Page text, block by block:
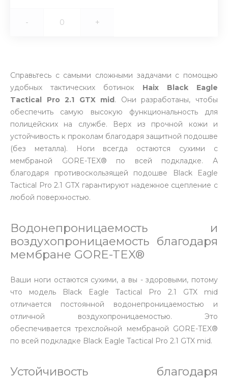
- +
Справьтесь с самыми сложными задачами с помощью
удобных тактических ботинок Haix Black Eagle
Tactical Pro 2.1 GTX mid. Они разработаны, чтобы
обеспечить самую высокую функциональность для
полицейских на службе. Верх из прочной кожи и
устойчивость к проколам благодаря защитной подошве
(без металла). Ноги всегда остаются сухими с
мембраной GORE-TEX® по всей подкладке. А
благодаря противоскользящей подошве Black Eagle
Tactical Pro 2.1 GTX гарантируют надежное сцепление с
любой поверхностью.
Водонепроницаемость и
воздухопроницаемость благодаря
мембране GORE-TEX®
Ваши ноги остаются сухими, а вы - здоровыми, потому
что модель Black Eagle Tactical Pro 2.1 GTX mid
отличается постоянной водонепроницаемостью и
отличной воздухопроницаемостью. Это
обеспечивается трехслойной мембраной GORE-TEX®
по всей подкладке Black Eagle Tactical Pro 2.1 GTX mid.
Устойчивость благодаря